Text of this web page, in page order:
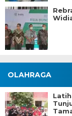
OLAHRAGA